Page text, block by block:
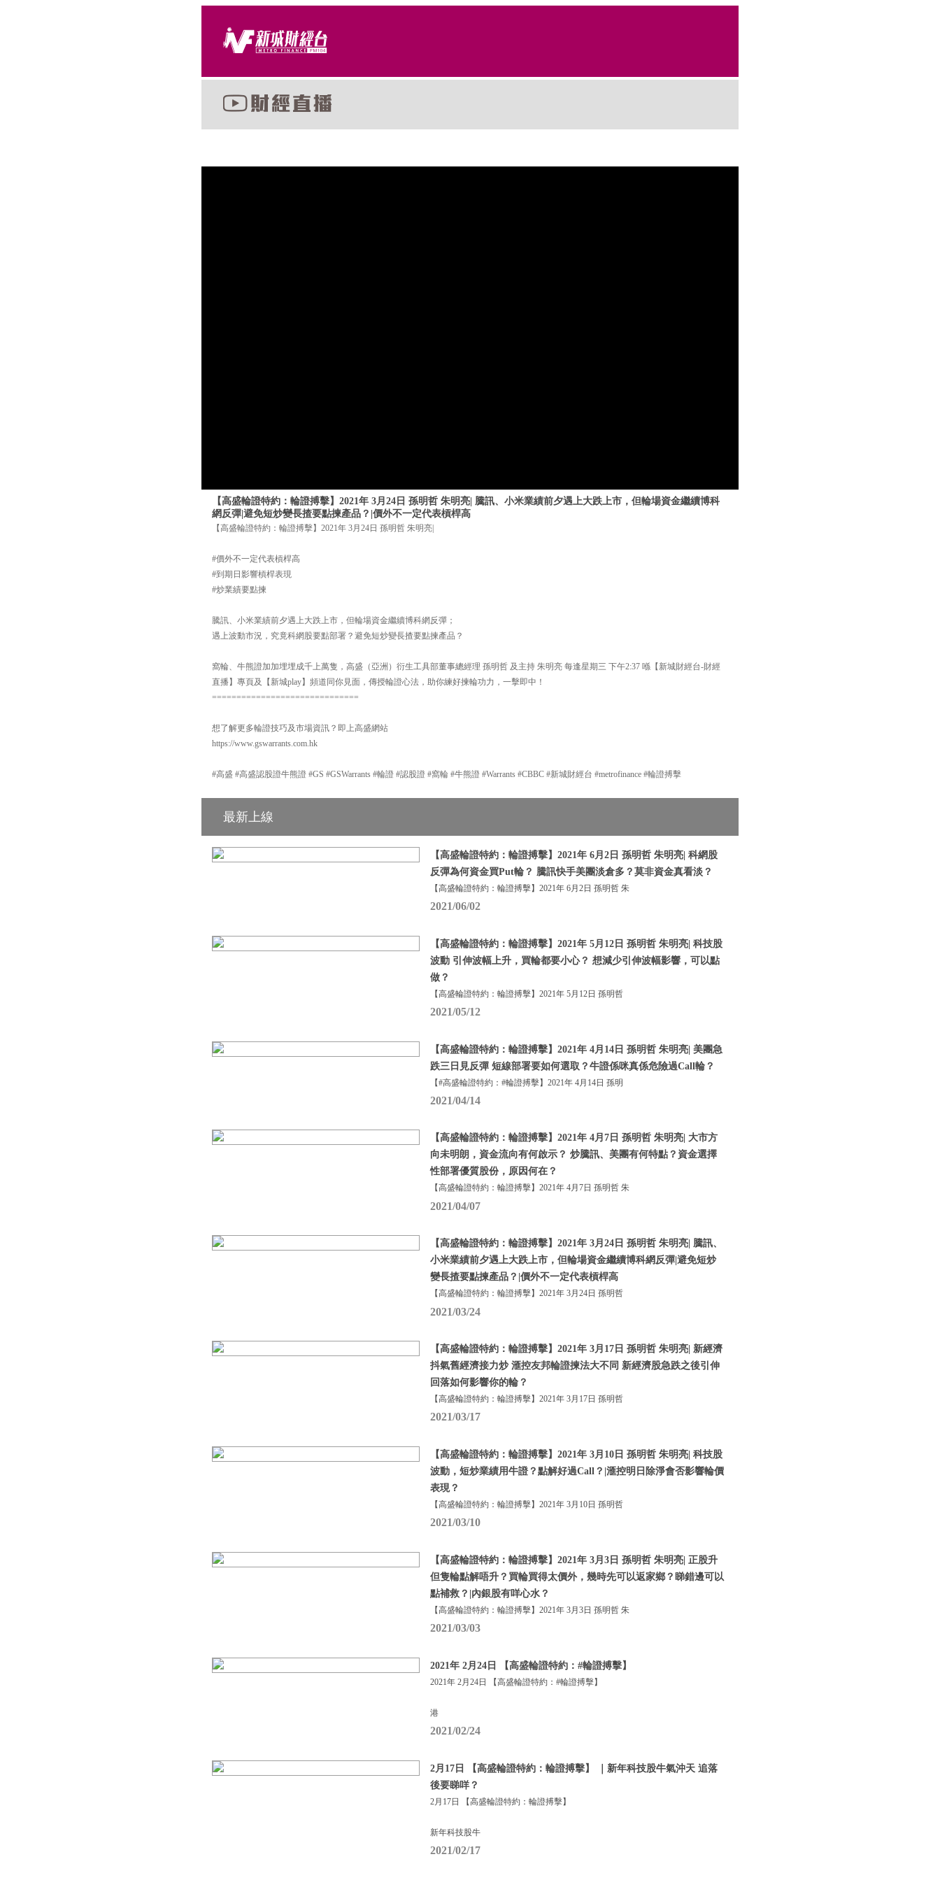
【高盛輪證特約：輪證搏擊】2021年 3月24日 孫明哲 朱明亮| 騰訊、小米業績前夕遇上大跌上市，但輪場資金繼續博科
網反彈|避免短炒變長揸要點揀產品？|價外不一定代表槓桿高
【高盛輪證特約：輪證搏擊】2021年 3月24日 孫明哲 朱明亮|
#價外不一定代表槓桿高
#到期日影響槓桿表現
#炒業績要點揀
騰訊、小米業績前夕遇上大跌上市，但輪場資金繼續博科網反彈；
遇上波動市況，究竟科網股要點部署？避免短炒變長揸要點揀產品？
窩輪、牛熊證加加埋埋成千上萬隻，高盛（亞洲）衍生工具部董事總經理 孫明哲 及主持 朱明亮 每逢星期三 下午2:37 喺【新城財經台-財經
直播】專頁及【新城play】頻道同你見面，傳授輪證心法，助你練好揀輪功力，一擊即中！
==============================
想了解更多輪證技巧及市場資訊？即上高盛網站
https://www.gswarrants.com.hk
#高盛 #高盛認股證牛熊證 #GS #GSWarrants #輪證 #認股證 #窩輪 #牛熊證 #Warrants #CBBC #新城財經台 #metrofinance #輪證搏擊
最新上線
【高盛輪證特約：輪證搏擊】2021年 6月2日 孫明哲 朱明亮| 科網股
反彈為何資金買Put輪？ 騰訊快手美團淡倉多？莫非資金真看淡？
【高盛輪證特約：輪證搏擊】2021年 6月2日 孫明哲 朱
2021/06/02
【高盛輪證特約：輪證搏擊】2021年 5月12日 孫明哲 朱明亮| 科技股
波動 引伸波幅上升，買輪都要小心？ 想減少引伸波幅影響，可以點
做？
【高盛輪證特約：輪證搏擊】2021年 5月12日 孫明哲
2021/05/12
【高盛輪證特約：輪證搏擊】2021年 4月14日 孫明哲 朱明亮| 美團急
跌三日見反彈 短線部署要如何選取？牛證係咪真係危險過Call輪？
【#高盛輪證特約：#輪證搏擊】2021年 4月14日 孫明
2021/04/14
【高盛輪證特約：輪證搏擊】2021年 4月7日 孫明哲 朱明亮| 大市方
向未明朗，資金流向有何啟示？ 炒騰訊、美團有何特點？資金選擇
性部署優質股份，原因何在？
【高盛輪證特約：輪證搏擊】2021年 4月7日 孫明哲 朱
2021/04/07
【高盛輪證特約：輪證搏擊】2021年 3月24日 孫明哲 朱明亮| 騰訊、
小米業績前夕遇上大跌上市，但輪場資金繼續博科網反彈|避免短炒
變長揸要點揀產品？|價外不一定代表槓桿高
【高盛輪證特約：輪證搏擊】2021年 3月24日 孫明哲
2021/03/24
【高盛輪證特約：輪證搏擊】2021年 3月17日 孫明哲 朱明亮| 新經濟
抖氣舊經濟接力炒 滙控友邦輪證揀法大不同 新經濟股急跌之後引伸
回落如何影響你的輪？
【高盛輪證特約：輪證搏擊】2021年 3月17日 孫明哲
2021/03/17
【高盛輪證特約：輪證搏擊】2021年 3月10日 孫明哲 朱明亮| 科技股
波動，短炒業績用牛證？點解好過Call？|滙控明日除淨會否影響輪價
表現？
【高盛輪證特約：輪證搏擊】2021年 3月10日 孫明哲
2021/03/10
【高盛輪證特約：輪證搏擊】2021年 3月3日 孫明哲 朱明亮| 正股升
但隻輪點解唔升？買輪買得太價外，幾時先可以返家鄉？睇錯邊可以
點補救？|內銀股有咩心水？
【高盛輪證特約：輪證搏擊】2021年 3月3日 孫明哲 朱
2021/03/03
2021年 2月24日 【高盛輪證特約：#輪證搏擊】
2021年 2月24日 【高盛輪證特約：#輪證搏擊】
港
2021/02/24
2月17日 【高盛輪證特約：輪證搏擊】 ｜新年科技股牛氣沖天 追落
後要睇咩？
2月17日 【高盛輪證特約：輪證搏擊】
新年科技股牛
2021/02/17